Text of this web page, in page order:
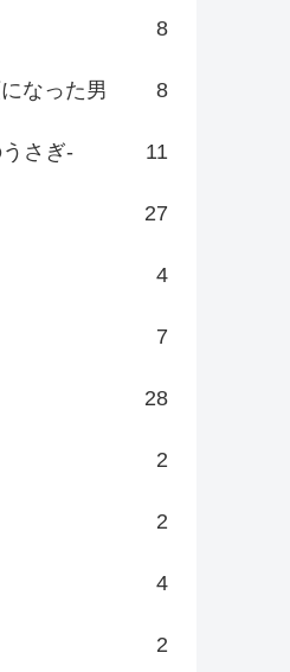
8
なった男 8
さぎ- 11
27
4
7
28
2
2
4
2